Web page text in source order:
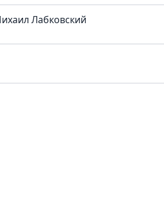
Лабковский